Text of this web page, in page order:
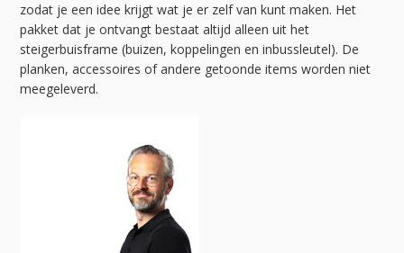
zodat je een idee krijgt wat je er zelf van kunt maken. Het
pakket dat je ontvangt bestaat altijd alleen uit het
steigerbuisframe (buizen, koppelingen en inbussleutel). De
planken, accessoires of andere getoonde items worden niet
meegeleverd.